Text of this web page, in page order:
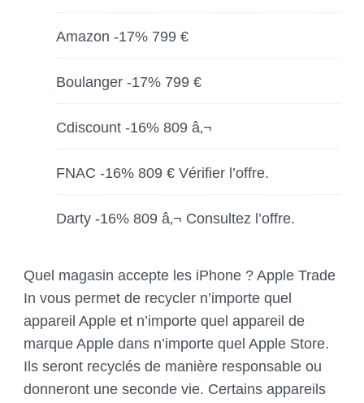
Amazon -17% 799 €
Boulanger -17% 799 €
Cdiscount -16% 809 â‚¬
FNAC -16% 809 € Vérifier l’offre.
Darty -16% 809 â‚¬ Consultez l’offre.
Quel magasin accepte les iPhone ? Apple Trade
In vous permet de recycler n’importe quel
appareil Apple et n’importe quel appareil de
marque Apple dans n’importe quel Apple Store.
Ils seront recyclés de manière responsable ou
donneront une seconde vie. Certains appareils